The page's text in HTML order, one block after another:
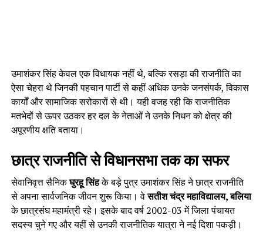
उमाशंकर सिंह केवल एक विधायक नहीं थे, बल्कि रसड़ा की राजनीति का
ऐसा चेहरा थे जिनकी पहचान पार्टी से कहीं अधिक उनके जनसंपर्क, विकास
कार्यों और सामाजिक सरोकारों से थी। यही वजह रही कि राजनीतिक
मतभेदों से ऊपर उठकर हर दल के नेताओं ने उनके निधन को क्षेत्र की
अपूरणीय क्षति बताया।
छात्र राजनीति से विधानसभा तक का सफर
सेवानिवृत्त सैनिकघुरहू सिंहके बड़े पुत्र उमाशंकर सिंह ने छात्र राजनीति
से अपना सार्वजनिक जीवन शुरू किया। वेसतीश चंद्र महाविद्यालय, बलिया
के छात्रसंघ महामंत्री रहे। इसके बाद वर्ष 2002-03 में जिला पंचायत
सदस्य चुने गए और यहीं से उनकी राजनीतिक यात्रा ने नई दिशा पकड़ी।